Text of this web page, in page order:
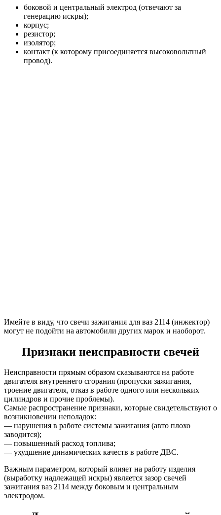
боковой и центральный электрод (отвечают за
генерацию искры);
корпус;
резистор;
изолятор;
контакт (к которому присоединяется высоковольтный
провод).
Имейте в виду, что свечи зажигания для ваз 2114 (инжектор)
могут не подойти на автомобили других марок и наоборот.
Признаки неисправности свечей
Неисправности прямым образом сказываются на работе
двигателя внутреннего сгорания (пропуски зажигания,
троение двигателя, отказ в работе одного или нескольких
цилиндров и прочие проблемы).
Самые распространение признаки, которые свидетельствуют о
возникновении неполадок:
— нарушения в работе системы зажигания (авто плохо
заводится);
— повышенный расход топлива;
— ухудшение динамических качеств в работе ДВС.
Важным параметром, который влияет на работу изделия
(выработку надлежащей искры) является зазор свечей
зажигания ваз 2114 между боковым и центральным
электродом.